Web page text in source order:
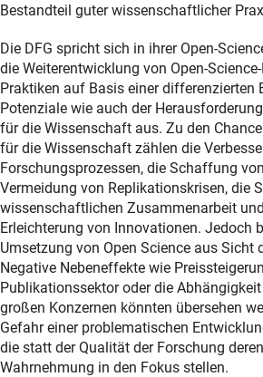
Bestandteil guter wissenschaftlicher
Die DFG spricht sich in ihrer Open-
die Weiterentwicklung von Open-
Praktiken auf Basis einer differenzierten
Potenziale wie auch der
für die Wissenschaft aus. Zu den
für die Wissenschaft zählen die
Forschungsprozessen, die Schaffung
Vermeidung von Replikationskrisen, die
wissenschaftlichen Zusammenarbeit
Erleichterung von Innovationen. Jedoch
Umsetzung von Open Science aus Sicht
Negative Nebeneffekte wie
Publikationssektor oder die
großen Konzernen könnten übersehen
Gefahr einer problematischen
die statt der Qualität der Forschung
Wahrnehmung in den Fokus stellen.